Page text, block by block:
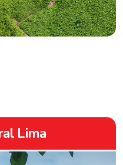
Lima